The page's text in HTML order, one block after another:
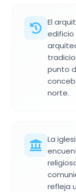
El
edificio
punto
norte.
La
refleja